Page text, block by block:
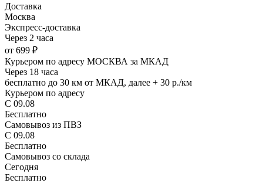
Доставка
Москва
Экспресс-доставка
Через 2 часа
от 699 ₽
Курьером по адресу МОСКВА за МКАД
Через 18 часа
бесплатно до 30 км от МКАД, далее + 30 р./км
Курьером по адресу
С 09.08
Бесплатно
Самовывоз из ПВЗ
С 09.08
Бесплатно
Самовывоз со склада
Сегодня
Бесплатно